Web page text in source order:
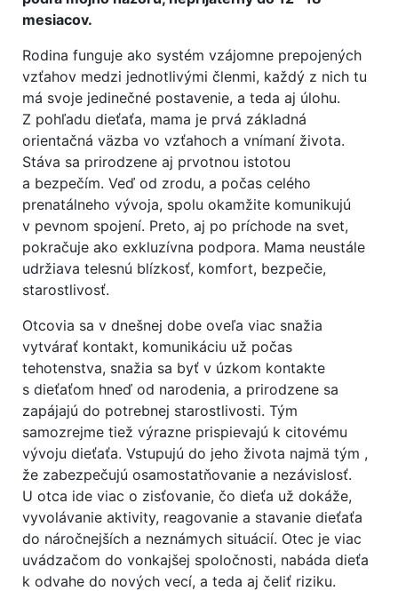
mesiacov.
Rodina funguje ako systém vzájomne prepojených
vzťahov medzi jednotlivými členmi, každý z nich tu
má svoje jedinečné postavenie, a teda aj úlohu.
Z pohľadu dieťaťa, mama je prvá základná
orientačná väzba vo vzťahoch a vnímaní života.
Stáva sa prirodzene aj prvotnou istotou
a bezpečím. Veď od zrodu, a počas celého
prenatálneho vývoja, spolu okamžite komunikujú
v pevnom spojení. Preto, aj po príchode na svet,
pokračuje ako exkluzívna podpora. Mama neustále
udržiava telesnú blízkosť, komfort, bezpečie,
starostlivosť.
Otcovia sa v dnešnej dobe oveľa viac snažia
vytvárať kontakt, komunikáciu už počas
tehotenstva, snažia sa byť v úzkom kontakte
s dieťaťom hneď od narodenia, a prirodzene sa
zapájajú do potrebnej starostlivosti. Tým
samozrejme tiež výrazne prispievajú k citovému
vývoju dieťaťa. Vstupujú do jeho života najmä tým ,
že zabezpečujú osamostatňovanie a nezávislosť.
U otca ide viac o zisťovanie, čo dieťa už dokáže,
vyvolávanie aktivity, reagovanie a stavanie dieťaťa
do náročnejších a neznámych situácií. Otec je viac
uvádzačom do vonkajšej spoločnosti, nabáda dieťa
k odvahe do nových vecí, a teda aj čeliť riziku.